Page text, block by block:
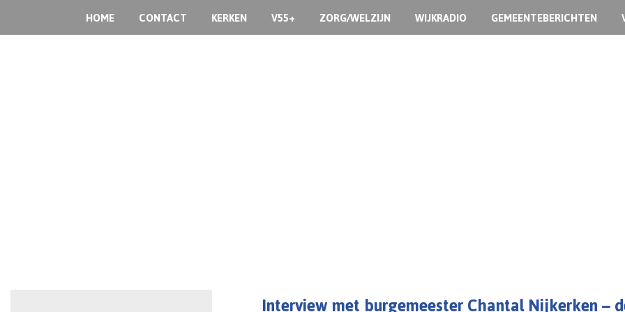
HOME CONTACT KERKEN V55+ ZORG/WELZIJN WIJKRADIO GEMEENTEBERICHTEN